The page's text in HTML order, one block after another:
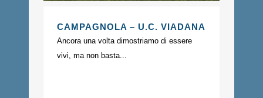
CAMPAGNOLA – U.C. VIADANA
Ancora una volta dimostriamo di essere
vivi, ma non basta...